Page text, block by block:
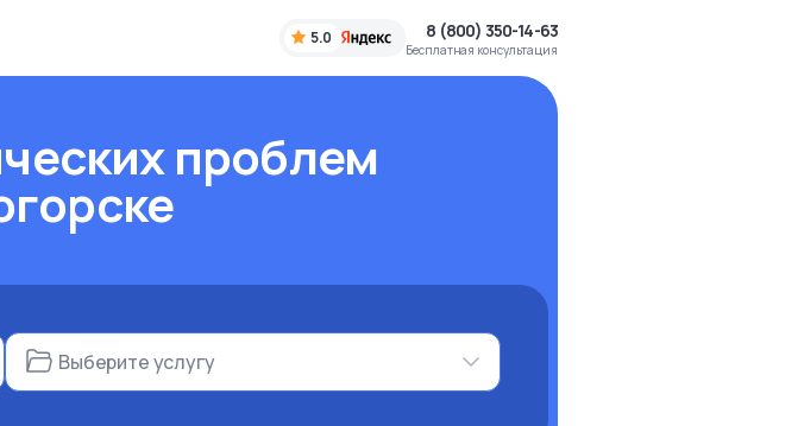
5.0 8 (800) 350-14-63
Бесплатная консультация
проблем
Выберите услугу